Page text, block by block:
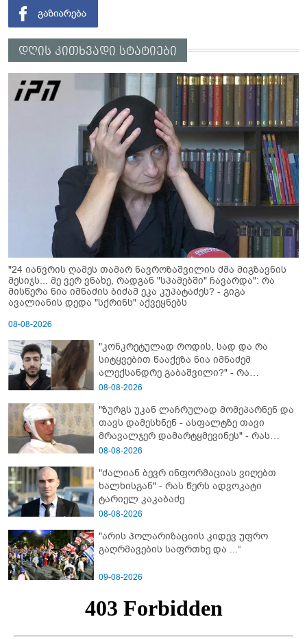
დღის კითხვადი სტატიები
"24 იანვრის ღამეს თამარ ნავროზაშვილის ძმა მიგზავნის
მესიჯს... მე ვერ ვნახე, რადგან "სპამებში" ჩავარდა": რა
მისწერა ნია იმნაძის ბიძამ ეკა კუპატაძეს? - გიგა
ავალიანის დედა "სქრინს" აქვეყნებს
08-08-2026
"კონკრეტულად როდის, სად და რა
სიტყვებით წააქეზა ნია იმნაძემ
ალექსანდრე გაბაშვილი?" - რა
მიმართვას ავრცელებს ნია იმნაძის
08-08-2026
"ზურგს უკან ლაჩრულად მომეპარნენ და
თავს დამესხნენ - ასფალტზე თავი
მრავალჯერ დამარტყმევინეს" - რას
ჰყვება კურიერი, რომელსაც
გაუსწორდნენ?
08-08-2026
"ძალიან ბევრ ინფორმაციას ვიღებთ
ხალხისგან" - რას წერს ადვოკატი
ტარიელ კაკაბაძე
08-08-2026
"არის პოლარიზაციის კიდევ უფრო
გაღრმავების საფრთხე და ...“
09-08-2026